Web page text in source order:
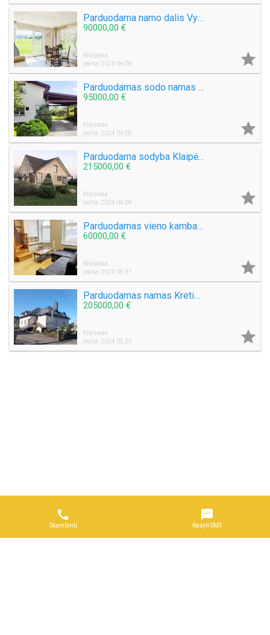

Skambinti

Rašyti SMS
Parduodama namo dalis Vydmantų k.
90000,00 €
Klaipėda
Įkelta: 2024 06 06

Parduodamas sodo namas Gargžduose
95000,00 €
Klaipėda
Įkelta: 2024 06 05

Parduodama sodyba Klaipėdos raj., Rudaičių k.
215000,00 €
Klaipėda
Įkelta: 2024 06 04

Parduodamas vieno kambario butas Priestočio g.
60000,00 €
Klaipėda
Įkelta: 2024 05 31

Parduodamas namas Kretingos mieste
205000,00 €
Klaipėda
Įkelta: 2024 05 29
